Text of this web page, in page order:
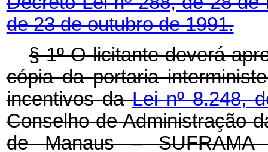
de 23 de outubro de 1991.
§ 1º O licitante deverá
cópia da portaria
incentivos daLei nº 8.248,
Conselho de Administração
de Manaus –